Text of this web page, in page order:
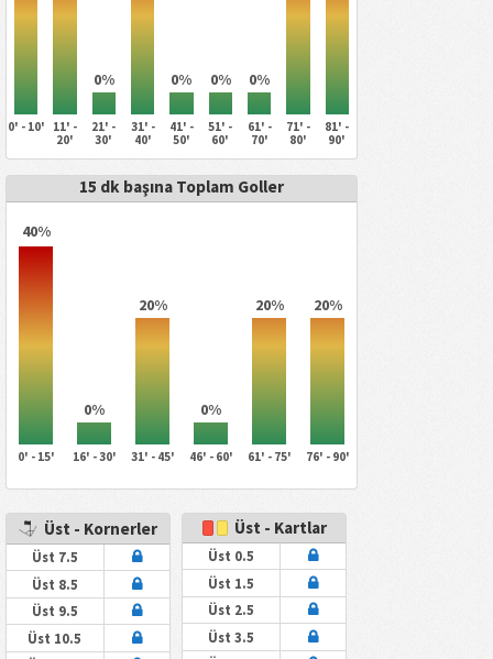
0% 0% 0% 0%
0' - 10'
11' -
20'
21' -
30'
31' -
40'
41' -
50'
51' -
60'
61' -
70'
71' -
80'
81' -
90'
15 dk başına Toplam Goller
40%
0%
20%
0%
20% 20%
0' - 15' 16' - 30' 31' - 45' 46' - 60' 61' - 75' 76' - 90'
Üst - Kornerler
Üst 7.5
Üst 8.5
Üst 9.5
Üst 10.5
Üst - Kartlar
Üst 0.5
Üst 1.5
Üst 2.5
Üst 3.5